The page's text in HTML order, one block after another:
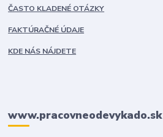
ČASTO KLADENÉ OTÁZKY
FAKTÚRAČNÉ ÚDAJE
KDE NÁS NÁJDETE
www.pracovneodevykado.sk